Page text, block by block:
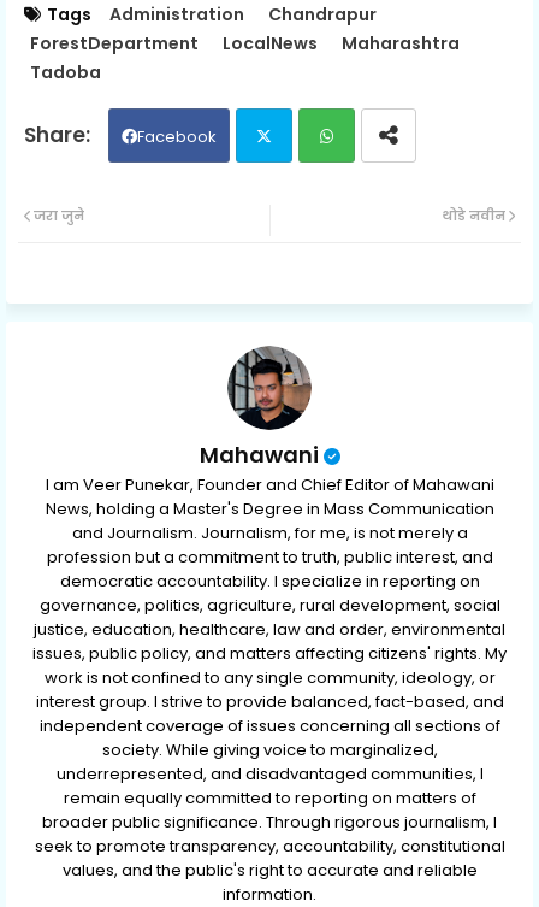
Tags Administration
Chandrapur
ForestDepartment
LocalNews
Maharashtra
Tadoba
Facebook
ap
थोडे नवीन
जरा जुने
Mahawani
I am Veer Punekar, Founder and Chief Editor of Mahawani
News, holding a Master's Degree in Mass Communication
and Journalism. Journalism, for me, is not merely a
profession but a commitment to truth, public interest, and
democratic accountability. I specialize in reporting on
governance, politics, agriculture, rural development, social
justice, education, healthcare, law and order, environmental
issues, public policy, and matters affecting citizens' rights. My
work is not confined to any single community, ideology, or
interest group. I strive to provide balanced, fact-based, and
independent coverage of issues concerning all sections of
society. While giving voice to marginalized,
underrepresented, and disadvantaged communities, I
remain equally committed to reporting on matters of
broader public significance. Through rigorous journalism, I
seek to promote transparency, accountability, constitutional
values, and the public's right to accurate and reliable
information.